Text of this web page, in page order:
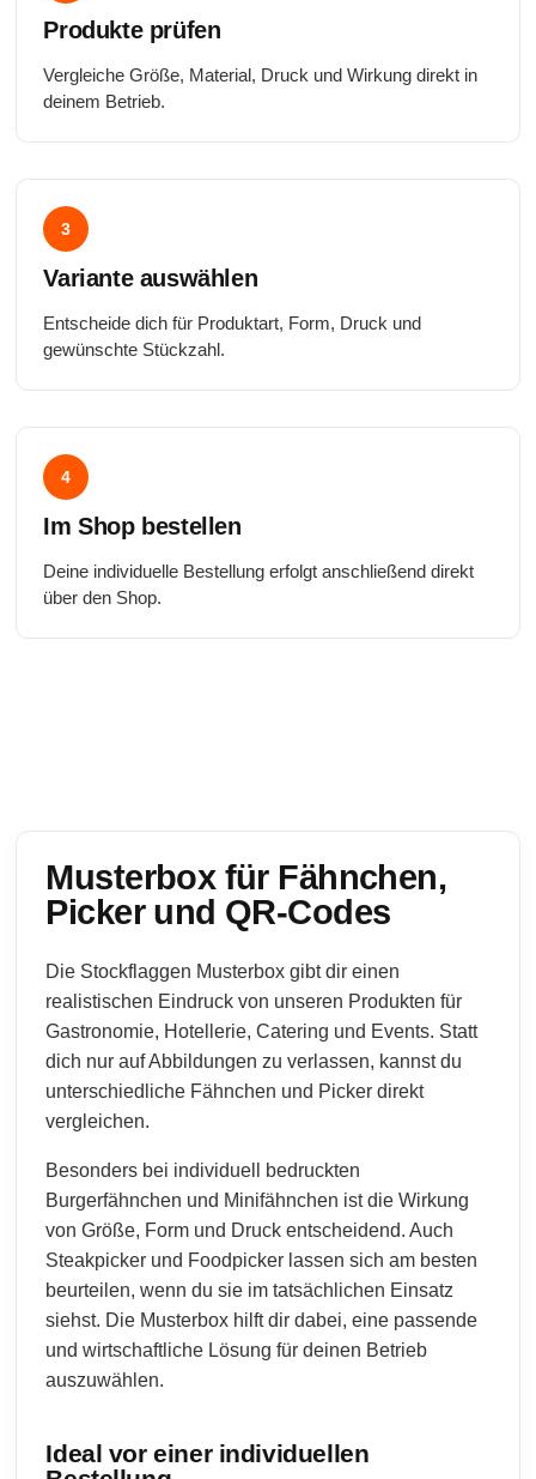
Produkte prüfen
Vergleiche Größe, Material, Druck und Wirkung direkt in
deinem Betrieb.
3
Variante auswählen
Entscheide dich für Produktart, Form, Druck und
gewünschte Stückzahl.
4
Im Shop bestellen
Deine individuelle Bestellung erfolgt anschließend direkt
über den Shop.
Musterbox für Fähnchen,
Picker und QR-Codes
Die Stockflaggen Musterbox gibt dir einen
realistischen Eindruck von unseren Produkten für
Gastronomie, Hotellerie, Catering und Events. Statt
dich nur auf Abbildungen zu verlassen, kannst du
unterschiedliche Fähnchen und Picker direkt
vergleichen.
Besonders bei individuell bedruckten
Burgerfähnchen und Minifähnchen ist die Wirkung
von Größe, Form und Druck entscheidend. Auch
Steakpicker und Foodpicker lassen sich am besten
beurteilen, wenn du sie im tatsächlichen Einsatz
siehst. Die Musterbox hilft dir dabei, eine passende
und wirtschaftliche Lösung für deinen Betrieb
auszuwählen.
Ideal vor einer individuellen